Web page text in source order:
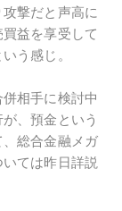
撃だと声高に
益を享受して
う感じ。
相手に検討中
、預金という
総合金融メガ
ては昨日詳説